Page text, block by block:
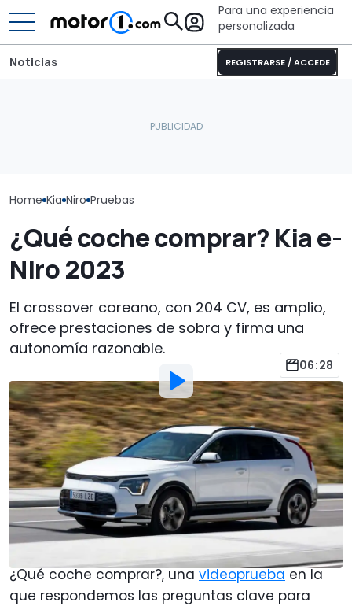
Para una experiencia
personalizada
REGISTRARSE / ACCEDE
Noticias
Home Kia Niro Pruebas
¿Qué coche comprar? Kia e-
Niro 2023
El crossover coreano, con 204 CV, es amplio,
ofrece prestaciones de sobra y firma una
autonomía razonable.
06:28
Por:Fernando Moreno
29 Abr 2023a las19:00
Añadir Motor1.com como
fuente preferida en Google
Uno de los pocos coches con tres tipos de
electrificación, el Kia Niro, protagoniza nuestro
¿Qué coche comprar?, unavideopruebaen la
que respondemos las preguntas clave para